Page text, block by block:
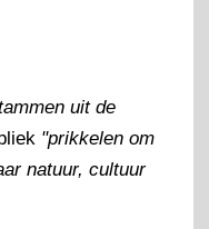
uit de
"prikkelen om
natuur, cultuur